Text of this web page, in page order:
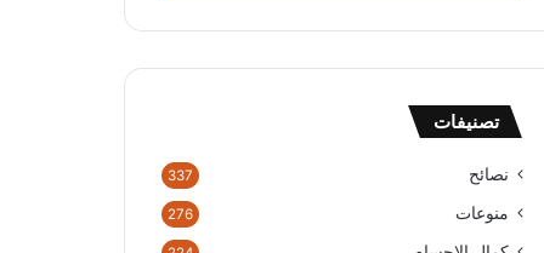
تصنيفات
نصائح 337
منوعات 276